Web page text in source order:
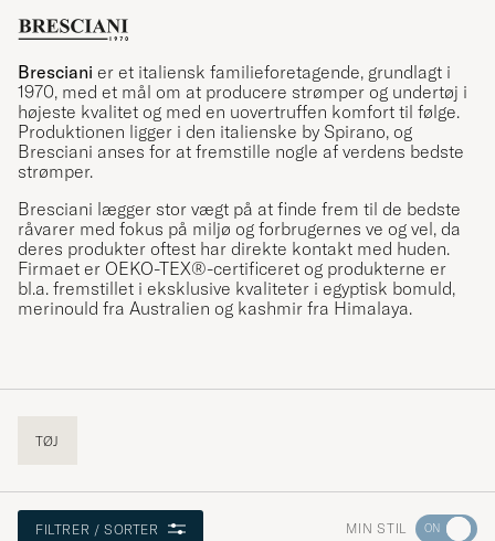
Bresciani er et italiensk familieforetagende, grundlagt i
1970, med et mål om at producere strømper og undertøj i
højeste kvalitet og med en uovertruffen komfort til følge.
Produktionen ligger i den italienske by Spirano, og
Bresciani anses for at fremstille nogle af verdens bedste
strømper.
Bresciani lægger stor vægt på at finde frem til de bedste
råvarer med fokus på miljø og forbrugernes ve og vel, da
deres produkter oftest har direkte kontakt med huden.
Firmaet er OEKO-TEX®-certificeret og produkterne er
bl.a. fremstillet i eksklusive kvaliteter i egyptisk bomuld,
merinould fra Australien og kashmir fra Himalaya.
TØJ
FILTRER / SORTER MIN STIL Gå